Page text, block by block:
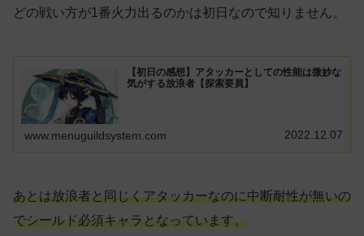
どの戦い方が1番火力出るのかは初日なので知りません。
【初日の感想】アタッカーとしての性能は微妙な
気がする放浪者【探索要員】
www.menuguildsystem.com 2022.12.07
あとは放浪者と同じくアタッカーなのに中断耐性が無いの
でシールド必須キャラとなっています。